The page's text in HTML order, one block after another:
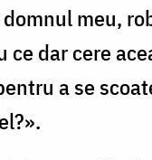
meu,
ce dar cere
a se